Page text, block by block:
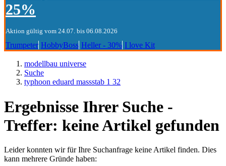
25%
Aktion gültig vom 24.07. bis 06.08.2026
Trumpeter HobbyBoss Heller - 30% I love Kit
modellbau universe
Suche
typhoon eduard massstab 1 32
Ergebnisse Ihrer Suche -
Treffer: keine Artikel gefunden
Leider konnten wir für Ihre Suchanfrage keine Artikel finden. Dies
kann mehrere Gründe haben: